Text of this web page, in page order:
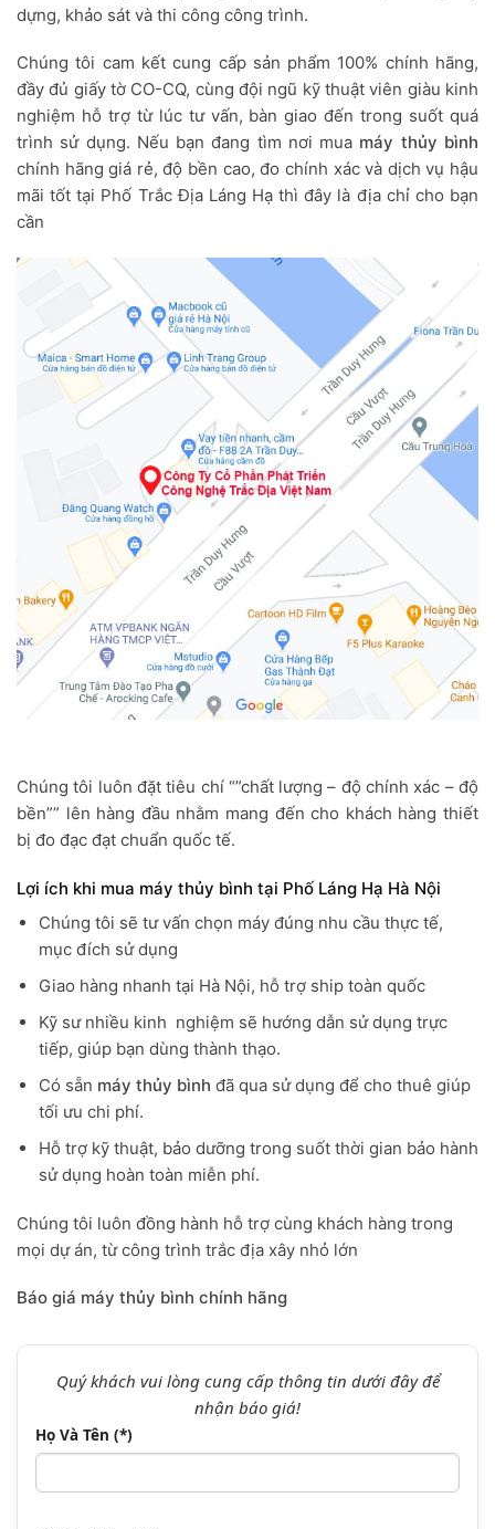
dựng, khảo sát và thi công công trình.
Chúng tôi cam kết cung cấp sản phẩm 100% chính hãng,
đầy đủ giấy tờ CO-CQ, cùng đội ngũ kỹ thuật viên giàu kinh
nghiệm hỗ trợ từ lúc tư vấn, bàn giao đến trong suốt quá
trình sử dụng. Nếu bạn đang tìm nơi mua máy thủy bình
chính hãng giá rẻ, độ bền cao, đo chính xác và dịch vụ hậu
mãi tốt tại Phố Trắc Địa Láng Hạ thì đây là địa chỉ cho bạn
cần
Chúng tôi luôn đặt tiêu chí “”chất lượng – độ chính xác – độ
bền”” lên hàng đầu nhằm mang đến cho khách hàng thiết
bị đo đạc đạt chuẩn quốc tế.
Lợi ích khi mua máy thủy bình tại Phố Láng Hạ Hà Nội
Chúng tôi sẽ tư vấn chọn máy đúng nhu cầu thực tế,
mục đích sử dụng
Giao hàng nhanh tại Hà Nội, hỗ trợ ship toàn quốc
Kỹ sư nhiều kinh nghiệm sẽ hướng dẫn sử dụng trực
tiếp, giúp bạn dùng thành thạo.
Có sẵn máy thủy bình đã qua sử dụng để cho thuê giúp
tối ưu chi phí.
Hỗ trợ kỹ thuật, bảo dưỡng trong suốt thời gian bảo hành
sử dụng hoàn toàn miễn phí.
Chúng tôi luôn đồng hành hỗ trợ cùng khách hàng trong
mọi dự án, từ công trình trắc địa xây nhỏ lớn
Báo giá máy thủy bình chính hãng
Quý khách vui lòng cung cấp thông tin dưới đây để
nhận báo giá!
Họ Và Tên (*)